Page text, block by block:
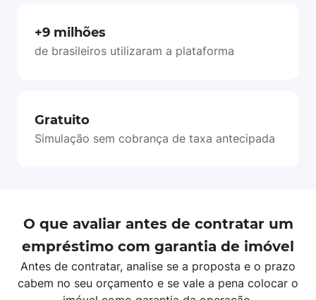
+9 milhões
de brasileiros utilizaram a plataforma
Gratuito
Simulação sem cobrança de taxa antecipada
O que avaliar antes de contratar um
empréstimo com garantia de imóvel
Antes de contratar, analise se a proposta e o prazo
cabem no seu orçamento e se vale a pena colocar o